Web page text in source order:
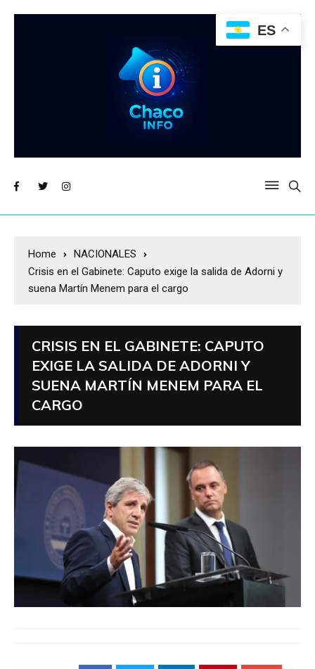
Home
NACIONALES
Crisis en el Gabinete: Caputo exige la salida de Adorni y
suena Martín Menem para el cargo
CRISIS EN EL GABINETE: CAPUTO
EXIGE LA SALIDA DE ADORNI Y
SUENA MARTÍN MENEM PARA EL
CARGO
ES